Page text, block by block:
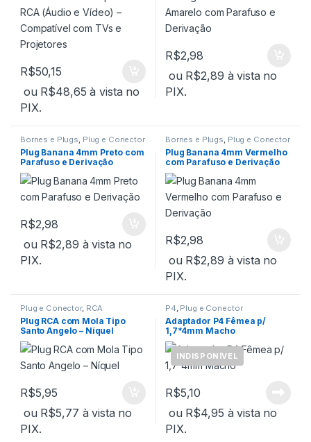
R$50,15
ou R$48,65 à vista no
PIX.
R$2,98
ou R$2,89 à vista no
PIX.
Bornes e Plugs, Plug e Conector
Plug Banana 4mm Preto com
Parafuso e Derivação
R$2,98
ou R$2,89 à vista no
PIX.
Bornes e Plugs, Plug e Conector
Plug Banana 4mm Vermelho
com Parafuso e Derivação
R$2,98
ou R$2,89 à vista no
PIX.
Plug e Conector, RCA
Plug RCA com Mola Tipo
Santo Angelo – Níquel
R$5,95
ou R$5,77 à vista no
PIX.
INDISPONÍVEL
P4, Plug e Conector
Adaptador P4 Fêmea p/
1,7*4mm Macho
R$5,10
ou R$4,95 à vista no
PIX.